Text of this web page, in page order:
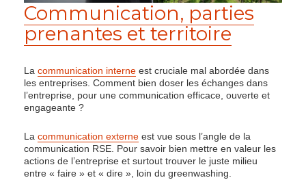
Communication, parties
prenantes et territoire
La communication interne est cruciale mal abordée dans
les entreprises. Comment bien doser les échanges dans
l’entreprise, pour une communication efficace, ouverte et
engageante ?
La communication externe est vue sous l’angle de la
communication RSE. Pour savoir bien mettre en valeur les
actions de l’entreprise et surtout trouver le juste milieu
entre « faire » et « dire », loin du greenwashing.